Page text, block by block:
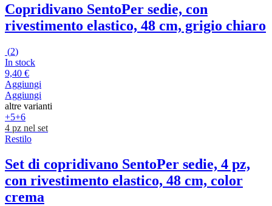
Copridivano SentoPer sedie, con
rivestimento elastico, 48 cm, grigio chiaro
(2)
In stock
9,40 €
Aggiungi
Aggiungi
altre varianti
+5+6
4 pz nel set
Restilo
Set di copridivano SentoPer sedie, 4 pz,
con rivestimento elastico, 48 cm, color
crema